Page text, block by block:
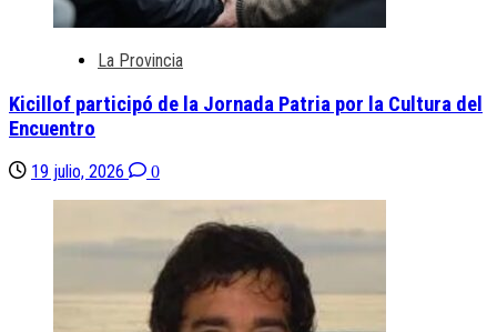
La Provincia
Kicillof participó de la Jornada Patria por la Cultura del
Encuentro
19 julio, 2026 0